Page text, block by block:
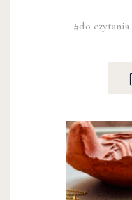
#do czytania